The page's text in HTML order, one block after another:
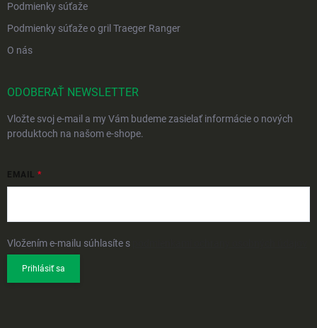
Podmienky súťaže
Podmienky súťaže o gril Traeger Ranger
O nás
ODOBERAŤ NEWSLETTER
Vložte svoj e-mail a my Vám budeme zasielať informácie o nových
produktoch na našom e-shope.
EMAIL
Vložením e-mailu súhlasíte s
Prihlásiť sa